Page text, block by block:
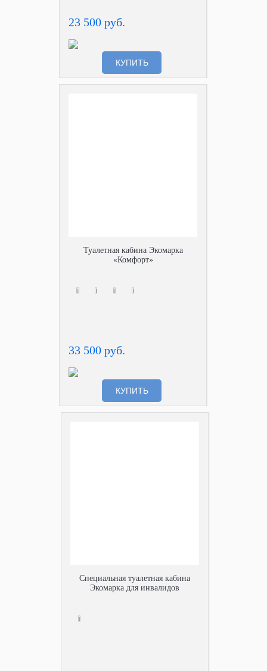
23 500 руб.
КУПИТЬ
Туалетная кабина Экомарка
«Комфорт»
33 500 руб.
КУПИТЬ
Специальная туалетная кабина
Экомарка для инвалидов